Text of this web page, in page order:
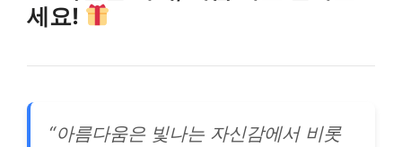
세요!
“아름다움은 빛나는 자신감에서 비롯